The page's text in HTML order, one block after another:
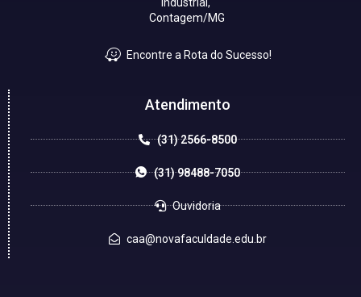
Contagem/MG
Encontre a Rota do Sucesso!
Atendimento
(31) 2566-8500
(31) 98488-7050
Ouvidoria
caa@novafaculdade.edu.br